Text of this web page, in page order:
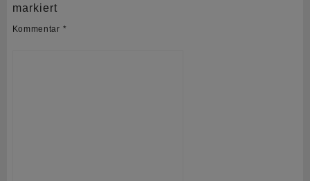
markiert
Kommentar *